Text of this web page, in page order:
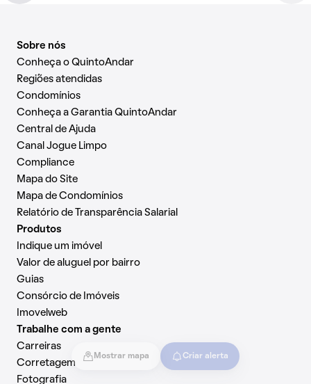
Mostrar mapa Criar alerta
Sobre nós
Conheça o QuintoAndar
Regiões atendidas
Condomínios
Conheça a Garantia QuintoAndar
Central de Ajuda
Canal Jogue Limpo
Compliance
Mapa do Site
Mapa de Condomínios
Relatório de Transparência Salarial
Produtos
Indique um imóvel
Valor de aluguel por bairro
Guias
Consórcio de Imóveis
Imovelweb
Trabalhe com a gente
Carreiras
Corretagem
Fotografia